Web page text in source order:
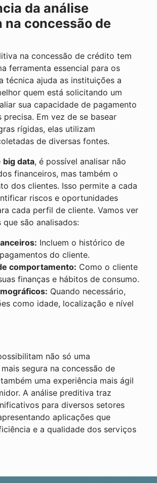
da análise
concessão de
na concessão de crédito tem
ferramenta essencial para os
técnica ajuda as instituições a
quem está solicitando um
sua capacidade de pagamento
precisa. Em vez de se basear
rígidas, elas utilizam
de diversas fontes.
big data, é possível analisar não
financeiros, mas também o
dos clientes. Isso permite a cada
riscos e oportunidades
cada perfil de cliente. Vamos ver
são analisados:
Incluem o histórico de
do cliente.
comportamento: Como o cliente
finanças e hábitos de consumo.
Quando necessário,
como idade, localização e nível
não só uma
segura na concessão de
uma experiência mais ágil
A análise preditiva traz
para diversos setores
aplicações que
e a qualidade dos serviços